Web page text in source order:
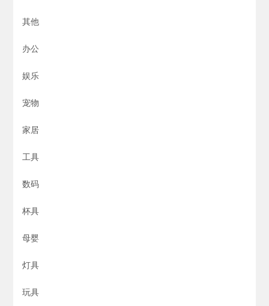
其他
办公
娱乐
宠物
家居
工具
数码
杯具
母婴
灯具
玩具